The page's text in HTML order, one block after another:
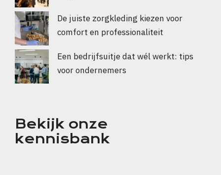
De juiste zorgkleding kiezen voor
comfort en professionaliteit
Een bedrijfsuitje dat wél werkt: tips
voor ondernemers
Bekijk onze
kennisbank